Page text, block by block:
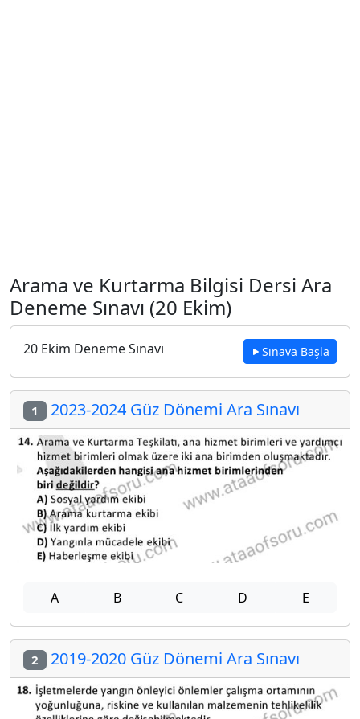
Arama ve Kurtarma Bilgisi Dersi Ara
Deneme Sınavı (20 Ekim)
20 Ekim Deneme Sınavı Sınava Başla
1 2023-2024 Güz Dönemi Ara Sınavı
A B C D E
2 2019-2020 Güz Dönemi Ara Sınavı